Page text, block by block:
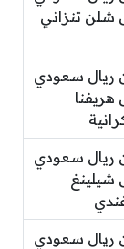
شلن تنزاني
ريال سعودي
هريفنا
ريال سعودي
شيلينغ
ريال سعودي